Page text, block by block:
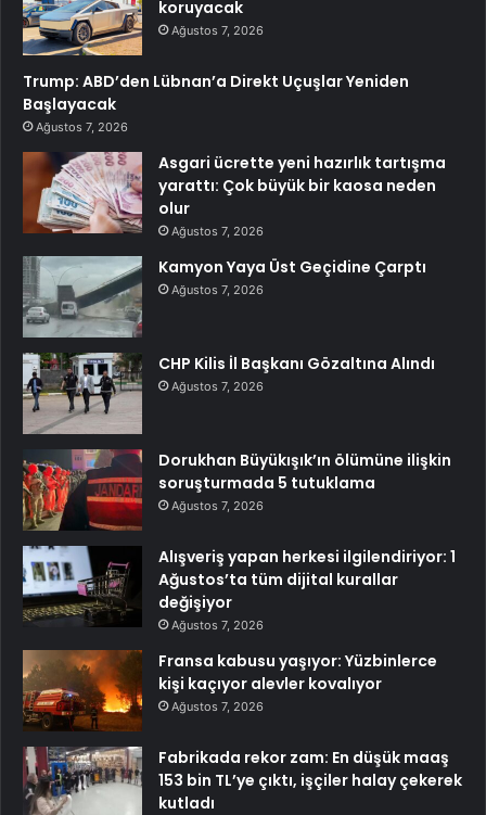
koruyacak
Ağustos 7, 2026
Trump: ABD’den Lübnan’a Direkt Uçuşlar Yeniden
Başlayacak
Ağustos 7, 2026
Asgari ücrette yeni hazırlık tartışma
yarattı: Çok büyük bir kaosa neden
olur
Ağustos 7, 2026
Kamyon Yaya Üst Geçidine Çarptı
Ağustos 7, 2026
CHP Kilis İl Başkanı Gözaltına Alındı
Ağustos 7, 2026
Dorukhan Büyükışık’ın ölümüne ilişkin
soruşturmada 5 tutuklama
Ağustos 7, 2026
Alışveriş yapan herkesi ilgilendiriyor: 1
Ağustos’ta tüm dijital kurallar
değişiyor
Ağustos 7, 2026
Fransa kabusu yaşıyor: Yüzbinlerce
kişi kaçıyor alevler kovalıyor
Ağustos 7, 2026
Fabrikada rekor zam: En düşük maaş
153 bin TL’ye çıktı, işçiler halay çekerek
kutladı